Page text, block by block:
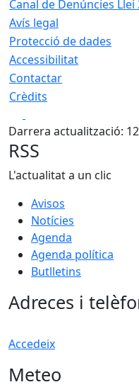
Canal de Denúncies Llei
Avís legal
Protecció de dades
Accessibilitat
Contactar
Crèdits
Darrera actualització:
RSS
L'actualitat a un clic
Avisos
Notícies
Agenda
Agenda política
Butlletins
Adreces i
Accedeix
Meteo